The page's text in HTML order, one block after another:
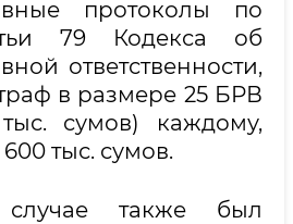
протоколы по
79 Кодекса об
ответственности,
в размере 25 БРВ
сумов) каждому,
тыс. сумов.
также был